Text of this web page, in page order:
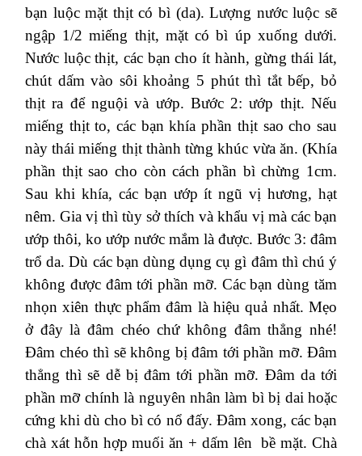
bạn luộc mặt thịt có bì (da). Lượng nước luộc sẽ
ngập 1/2 miếng thịt, mặt có bì úp xuống dưới.
Nước luộc thịt, các bạn cho ít hành, gừng thái lát,
chút dấm vào sôi khoảng 5 phút thì tắt bếp, bỏ
thịt ra để nguội và ướp. Bước 2: ướp thịt. Nếu
miếng thịt to, các bạn khía phần thịt sao cho sau
này thái miếng thịt thành từng khúc vừa ăn. (Khía
phần thịt sao cho còn cách phần bì chừng 1cm.
Sau khi khía, các bạn ướp ít ngũ vị hương, hạt
nêm. Gia vị thì tùy sở thích và khẩu vị mà các bạn
ướp thôi, ko ướp nước mắm là được. Bước 3: đâm
trổ da. Dù các bạn dùng dụng cụ gì đâm thì chú ý
không được đâm tới phần mỡ. Các bạn dùng tăm
nhọn xiên thực phẩm đâm là hiệu quả nhất. Mẹo
ở đây là đâm chéo chứ không đâm thẳng nhé!
Đâm chéo thì sẽ không bị đâm tới phần mỡ. Đâm
thẳng thì sẽ dễ bị đâm tới phần mỡ. Đâm da tới
phần mỡ chính là nguyên nhân làm bì bị dai hoặc
cứng khi dù cho bì có nổ đấy. Đâm xong, các bạn
chà xát hỗn hợp muối ăn + dấm lên bề mặt. Chà